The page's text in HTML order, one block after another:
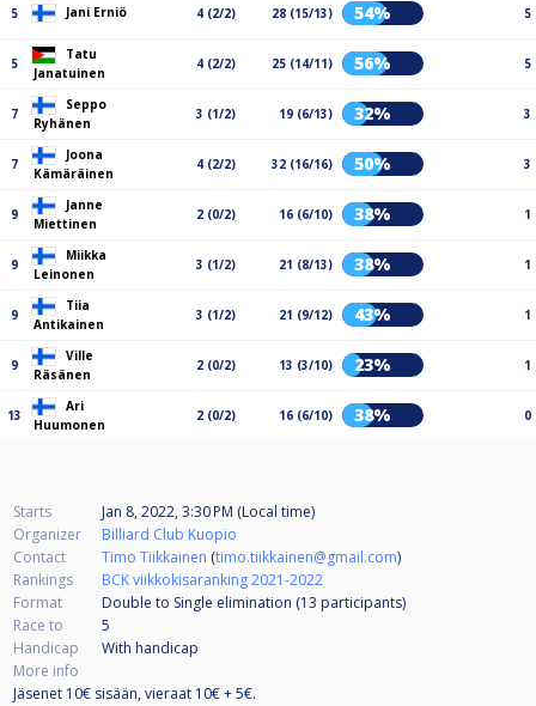
5 Jani Erniö 4 (2/2) 28 (15/13) 54% 5
5
Tatu
Janatuinen
4 (2/2) 25 (14/11) 56% 5
7
Seppo
Ryhänen
3 (1/2) 19 (6/13) 32% 3
7
Joona
Kämäräinen
4 (2/2) 32 (16/16) 50% 3
9
Janne
Miettinen
2 (0/2) 16 (6/10) 38% 1
9
Miikka
Leinonen
3 (1/2) 21 (8/13) 38% 1
9
Tiia
Antikainen
3 (1/2) 21 (9/12) 43% 1
9
Ville
Räsänen
2 (0/2) 13 (3/10) 23% 1
13
Ari
Huumonen
2 (0/2) 16 (6/10) 38% 0
Starts
Jan 8, 2022, 3:30 PM (Local time)
Organizer
Billiard Club Kuopio
Contact
Timo Tiikkainen (timo.tiikkainen@gmail.com)
Rankings
BCK viikkokisaranking 2021-2022
Format
Double to Single elimination (13 participants)
Race to
5
Handicap
With handicap
More info
Jäsenet 10€ sisään, vieraat 10€ + 5€.